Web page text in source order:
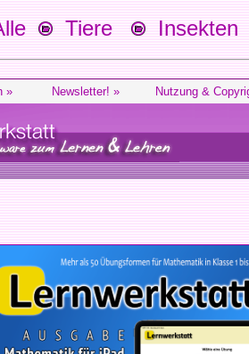
Tiere Insekten
» Newsletter! » Nutzung &